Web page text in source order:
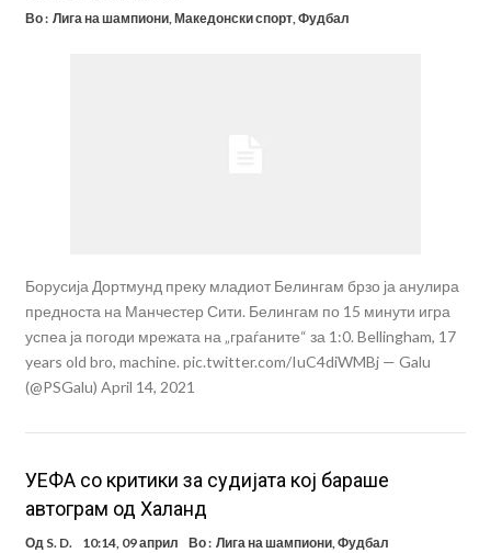
Во : Лига на шампиони, Македонски спорт, Фудбал
Борусија Дортмунд преку младиот Белингам брзо ја анулира
предноста на Манчестер Сити. Белингам по 15 минути игра
успеа ја погоди мрежата на „граѓаните“ за 1:0. Bellingham, 17
years old bro, machine. pic.twitter.com/IuC4diWMBj — Galu
(@PSGalu) April 14, 2021
УЕФА со критики за судијата кој бараше
автограм од Халанд
Од S. D. 10:14, 09 април Во : Лига на шампиони,Фудбал